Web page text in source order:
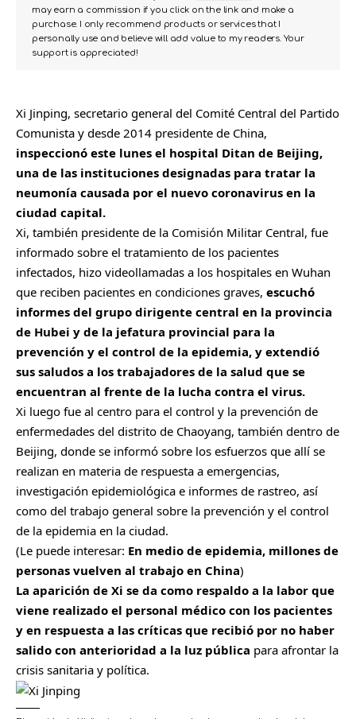
may earn a commission if you click on the link and make a
purchase. I only recommend products or services that I
personally use and believe will add value to my readers. Your
support is appreciated!
Xi Jinping, secretario general del Comité Central del Partido
Comunista y desde 2014 presidente de China,
inspeccionó este lunes el hospital Ditan de Beijing,
una de las instituciones designadas para tratar la
neumonía causada por el nuevo coronavirus en la
ciudad capital.
Xi, también presidente de la Comisión Militar Central, fue
informado sobre el tratamiento de los pacientes
infectados, hizo videollamadas a los hospitales en Wuhan
que reciben pacientes en condiciones graves, escuchó
informes del grupo dirigente central en la provincia
de Hubei y de la jefatura provincial para la
prevención y el control de la epidemia, y extendió
sus saludos a los trabajadores de la salud que se
encuentran al frente de la lucha contra el virus.
Xi luego fue al centro para el control y la prevención de
enfermedades del distrito de Chaoyang, también dentro de
Beijing, donde se informó sobre los esfuerzos que allí se
realizan en materia de respuesta a emergencias,
investigación epidemiológica e informes de rastreo, así
como del trabajo general sobre la prevención y el control
de la epidemia en la ciudad.
(Le puede interesar: En medio de epidemia, millones de
personas vuelven al trabajo en China)
La aparición de Xi se da como respaldo a la labor que
viene realizado el personal médico con los pacientes
y en respuesta a las críticas que recibió por no haber
salido con anterioridad a la luz pública para afrontar la
crisis sanitaria y política.